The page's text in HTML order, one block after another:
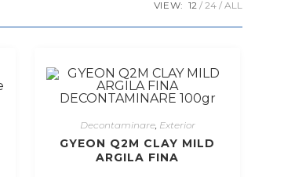
VIEW: 12 24 ALL
Decontaminare, Exterior
GYEON Q2M CLAY MILD
ARGILA FINA